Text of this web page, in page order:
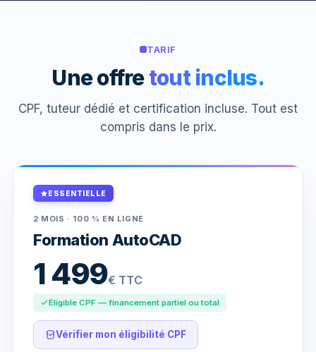
TARIF
Une offretout inclus.
CPF, tuteur dédié et certification incluse. Tout est
compris dans le prix.
ESSENTIELLE
2 MOIS · 100 % EN LIGNE
Formation AutoCAD
1 499€ TTC
Éligible CPF — financement partiel ou total
Vérifier mon éligibilité CPF